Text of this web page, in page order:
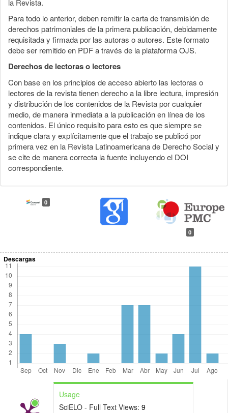
la Revista.
Para todo lo anterior, deben remitir la carta de transmisión de
derechos patrimoniales de la primera publicación, debidamente
requisitada y firmada por las autoras o autores. Este formato
debe ser remitido en PDF a través de la plataforma OJS.
Derechos de lectoras o lectores
Con base en los principios de acceso abierto las lectoras o
lectores de la revista tienen derecho a la libre lectura, impresión
y distribución de los contenidos de la Revista por cualquier
medio, de manera inmediata a la publicación en línea de los
contenidos. El único requisito para esto es que siempre se
indique clara y explícitamente que el trabajo se publicó por
primera vez en la Revista Latinoamericana de Derecho Social y
se cite de manera correcta la fuente incluyendo el DOI
correspondiente.
0
0
Descargas
Usage
SciELO - Full Text Views: 9